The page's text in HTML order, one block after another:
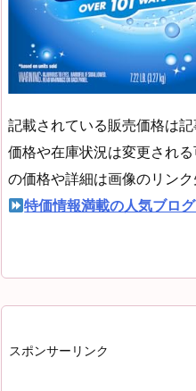
記載されている販売価格は記
価格や在庫状況は変更され
の価格や詳細は画像のリンク
特価情報満載の人気ブロ
スポンサーリンク